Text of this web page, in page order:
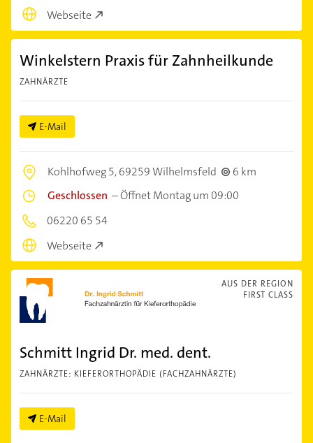
Webseite
Winkelstern Praxis für Zahnheilkunde
ZAHNÄRZTE
E-Mail
Kohlhofweg 5,69259 Wilhelmsfeld
6 km
Geschlossen –Öffnet Montag um 09:00
06220 65 54
Webseite
AUS DER REGION
FIRST CLASS
Schmitt Ingrid Dr. med. dent.
ZAHNÄRZTE: KIEFERORTHOPÄDIE (FACHZAHNÄRZTE)
E-Mail